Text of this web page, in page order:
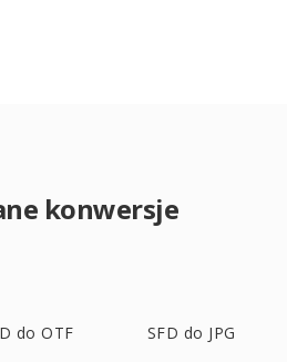
konwersje
do OTF SFD do JPG